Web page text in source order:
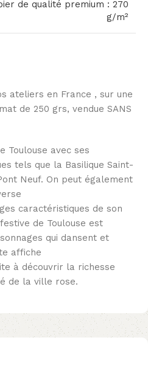
de qualité premium : 270
g/m²
ateliers en France , sur une
de 250 grs, vendue SANS
Toulouse avec ses
tels que la Basilique Saint-
Neuf. On peut également
caractéristiques de son
de Toulouse est
qui dansent et
affiche
à découvrir la richesse
de la ville rose.